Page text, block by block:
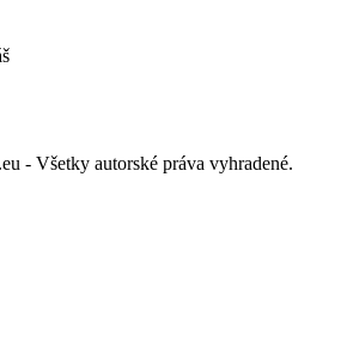
- Všetky autorské práva vyhradené.